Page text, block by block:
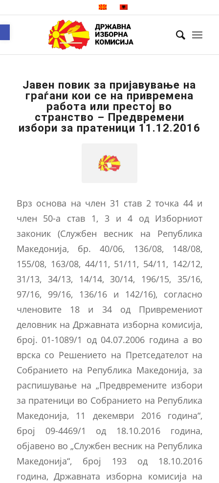
Јавен повик за пријавување на
граѓани кои се на привремена
работа или престој во
странство – Предвремени
избори за пратеници 11.12.2016
Врз основа на член 31 став 2 точка 44 и
член 50-а став 1, 3 и 4 од Изборниот
законик (Службен весник на Република
Македонија, бр. 40/06, 136/08, 148/08,
155/08, 163/08, 44/11, 51/11, 54/11, 142/12,
31/13, 34/13, 14/14, 30/14, 196/15, 35/16,
97/16, 99/16, 136/16 и 142/16), согласно
членовите 18 и 34 од Привремениот
деловник на Државната изборна комисија,
број. 01-1089/1 од 04.07.2006 година а во
врска со Решението на Претседателот на
Собранието на Република Македонија, за
распишување на „Предвремените избори
за пратеници во Собранието на Република
Македонија, 11 декември 2016 година“,
број 09-4469/1 од 18.10.2016 година,
објавено во „Службен весник на Република
Македонија“, број 193 од 18.10.2016
година, Државната изборна комисија на
Open toolbar